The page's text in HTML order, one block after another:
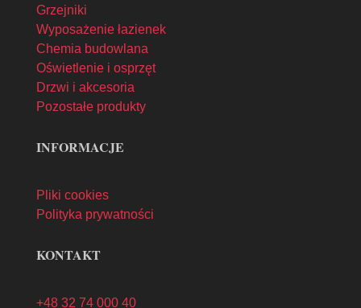
Grzejniki
Wyposażenie łazienek
Chemia budowlana
Oświetlenie i osprzęt
Drzwi i akcesoria
Pozostałe produkty
INFORMACJE
Pliki cookies
Polityka prywatności
KONTAKT
+48 32 74 000 40